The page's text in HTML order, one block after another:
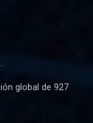
global de 927